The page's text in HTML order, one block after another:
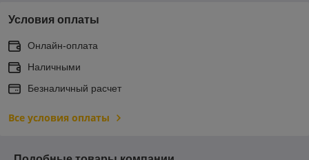
Условия оплаты
Онлайн-оплата
Наличными
Безналичный расчет
Все условия оплаты